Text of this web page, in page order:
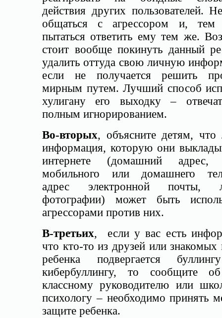
действия других пользователей.
общаться с агрессором и, тем
пытаться ответить ему тем же.
стоит вообще покинуть данный
удалить оттуда свою личную
если не получается решить
мирным путем. Лучший способ
хулигану его выходку –
полным игнорированием.
Во-вторых, объясните детям, что
информация, которую они
интернете (домашний адрес,
мобильного или домашнего
адрес электронной почты,
фотографии) может быть
агрессорами против них.
В-третьих, если у вас есть
что кто-то из друзей или знакомых
ребенка подвергается
кибербуллингу, то сообщите
классному руководителю или
психологу – необходимо принять
защите ребенка.